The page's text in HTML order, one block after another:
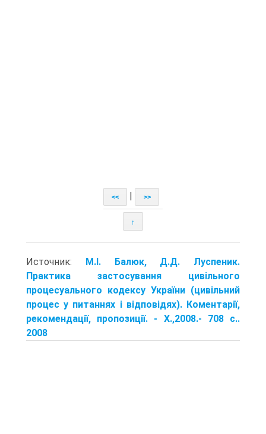
<< >>
↑
Источник: М.І. Балюк, Д.Д. Луспеник.
Практика застосування цивільного
процесуального кодексу України (цивільний
процес у питаннях і відповідях). Коментарії,
рекомендації, пропозиції. - X.,2008.- 708 с..
2008